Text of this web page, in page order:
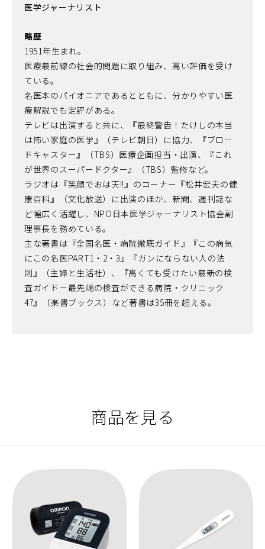
医学ジャーナリスト
略歴
1951年生まれ。
医療最前線の社会的問題に取り組み、高い評価を受け
ている。
名医本のパイオニアであるとともに、分かりやすい医
療解説でも定評がある。
テレビは出演すると共に、『最終警告！たけしの本当
は怖い家庭の医学』（テレビ朝日）に協力、『ブロー
ドキャスター』（TBS）医療企画担当・出演、『これ
が世界のスーパードクター』（TBS）監修など。
ラジオは『笑顔でおは天!!』のコーナー『松井宏夫の健
康百科』（文化放送）に出演のほか、新聞、週刊誌な
ど幅広く活躍し、NPO日本医学ジャーナリスト協会副
理事長を務めている。
主な著書は『全国名医・病院徹底ガイド』『この病気
にこの名医PART1・2・3』『ガンにならない人の法
則』（主婦と生活社）、『高くても受けたい最新の検
査ガイド－最先端の検査ができる病院・クリニック
47』（楽書ブックス）など著書は35冊を超える。
商品を見る